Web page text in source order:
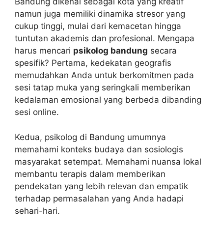
namun juga memiliki dinamika stresor yang
cukup tinggi, mulai dari kemacetan hingga
tuntutan akademis dan profesional. Mengapa
harus mencari psikolog bandung secara
spesifik? Pertama, kedekatan geografis
memudahkan Anda untuk berkomitmen pada
sesi tatap muka yang seringkali memberikan
kedalaman emosional yang berbeda dibanding
sesi online.
Kedua, psikolog di Bandung umumnya
memahami konteks budaya dan sosiologis
masyarakat setempat. Memahami nuansa lokal
membantu terapis dalam memberikan
pendekatan yang lebih relevan dan empatik
terhadap permasalahan yang Anda hadapi
sehari-hari.